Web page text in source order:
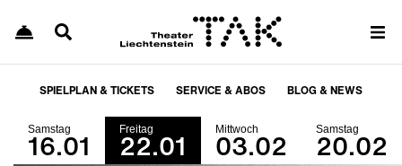
SPIELPLAN & TICKETS SERVICE & ABOS BLOG & NEWS
Samstag
16.01 Freitag
22.01 Mittwoch
03.02 Samstag
20.02